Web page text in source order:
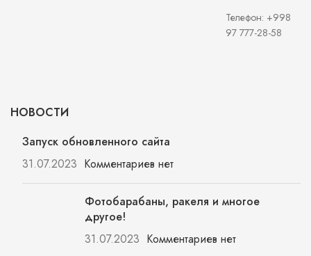
Телефон: +998
97 777-28-58
НОВОСТИ
Запуск обновленного сайта
31.07.2023 Комментариев нет
Фотобарабаны, ракеля и многое
другое!
31.07.2023 Комментариев нет